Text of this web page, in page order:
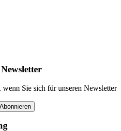
Sie sich für unseren Newsletter
Abonnieren